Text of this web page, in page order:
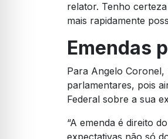
relator. Tenho
mais rapidamente
Emendas
Para Angelo Coronel,
parlamentares, pois
Federal sobre a sua
“A emenda é direito